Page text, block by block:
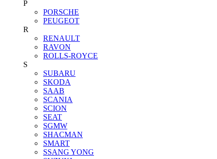
P
PORSCHE
PEUGEOT
R
RENAULT
RAVON
ROLLS-ROYCE
S
SUBARU
SKODA
SAAB
SCANIA
SCION
SEAT
SGMW
SHACMAN
SMART
SSANG YONG